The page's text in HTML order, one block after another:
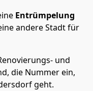
Entrümpelung
andere Stadt für
und
die Nummer ein,
geht.